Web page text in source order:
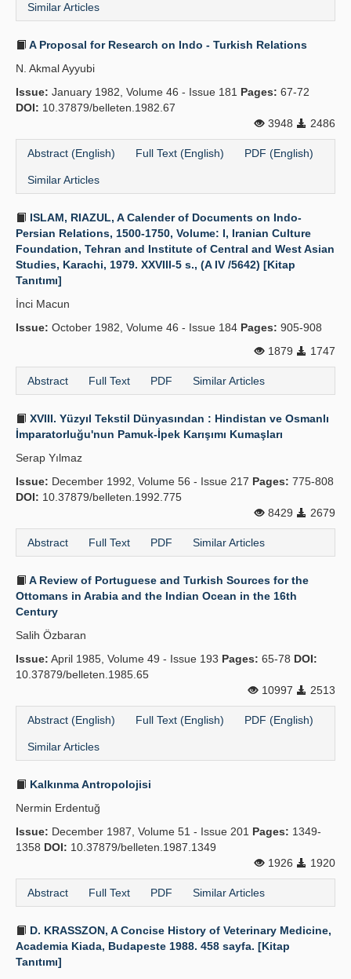
Similar Articles
A Proposal for Research on Indo - Turkish Relations
N. Akmal Ayyubi
Issue: January 1982, Volume 46 - Issue 181 Pages: 67-72
DOI: 10.37879/belleten.1982.67
3948
2486
Abstract (English) Full Text (English) PDF (English)
Similar Articles
ISLAM, RIAZUL, A Calender of Documents on Indo-
Persian Relations, 1500-1750, Volume: I, Iranian Culture
Foundation, Tehran and Institute of Central and West Asian
Studies, Karachi, 1979. XXVIII-5 s., (A IV /5642) [Kitap
Tanıtımı]
İnci Macun
Issue: October 1982, Volume 46 - Issue 184 Pages: 905-908
1879
1747
Abstract Full Text PDF Similar Articles
XVIII. Yüzyıl Tekstil Dünyasından : Hindistan ve Osmanlı
İmparatorluğu'nun Pamuk-İpek Karışımı Kumaşları
Serap Yılmaz
Issue: December 1992, Volume 56 - Issue 217 Pages: 775-808
DOI: 10.37879/belleten.1992.775
8429
2679
Abstract Full Text PDF Similar Articles
A Review of Portuguese and Turkish Sources for the
Ottomans in Arabia and the Indian Ocean in the 16th
Century
Salih Özbaran
Issue: April 1985, Volume 49 - Issue 193 Pages: 65-78 DOI:
10.37879/belleten.1985.65
10997
2513
Abstract (English) Full Text (English) PDF (English)
Similar Articles
Kalkınma Antropolojisi
Nermin Erdentuğ
Issue: December 1987, Volume 51 - Issue 201 Pages: 1349-
1358 DOI: 10.37879/belleten.1987.1349
1926
1920
Abstract Full Text PDF Similar Articles
D. KRASSZON, A Concise History of Veterinary Medicine,
Academia Kiada, Budapeste 1988. 458 sayfa. [Kitap
Tanıtımı]